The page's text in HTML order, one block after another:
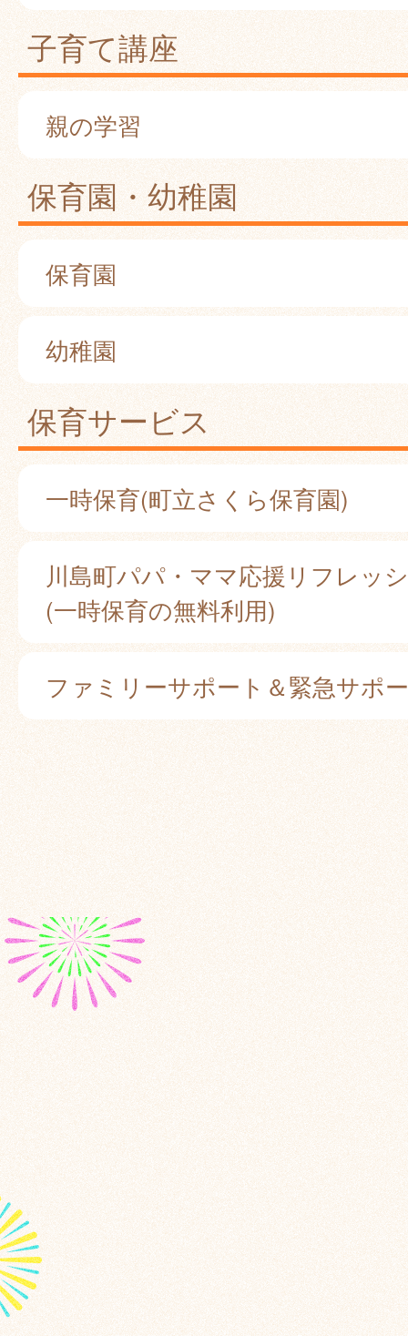
子育て講座
親の学習
保育園・幼稚園
保育園
幼稚園
保育サービス
一時保育(町立さくら保育園)
川島町パパ・ママ応援リフレッ
(一時保育の無料利用)
ファミリーサポート＆緊急サポ